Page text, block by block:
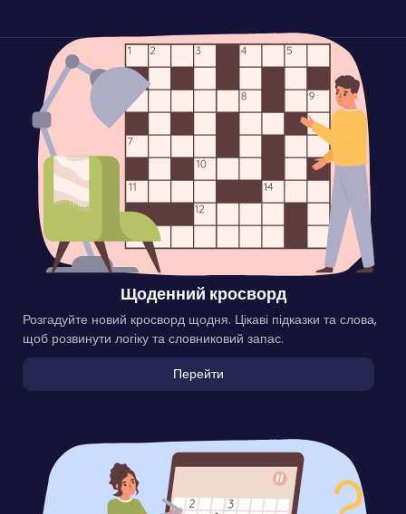
Щоденний кросворд
Розгадуйте новий кросворд щодня. Цікаві підказки та слова,
щоб розвинути логіку та словниковий запас.
Перейти